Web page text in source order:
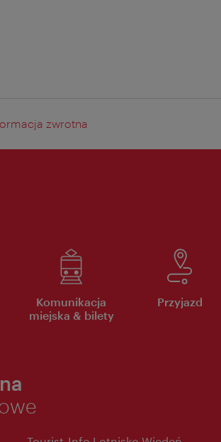
zwrotna
Komunikacja
miejska & bilety
Przyjazd